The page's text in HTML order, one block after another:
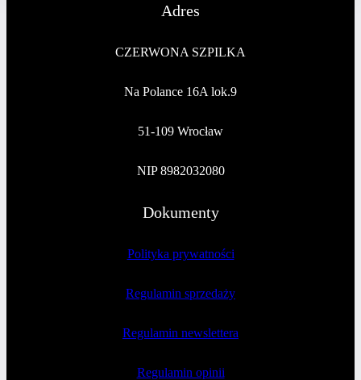
Adres
CZERWONA SZPILKA
Na Polance 16A lok.9
51-109 Wrocław
NIP 8982032080
Dokumenty
Polityka prywatności
Regulamin sprzedaży
Regulamin newslettera
Regulamin opinii